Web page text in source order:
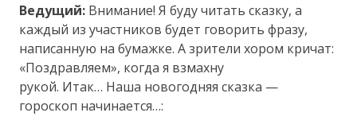
Ведущий: Внимание! Я буду читать сказку, а
каждый из участников будет говорить фразу,
написанную на бумажке. А зрители хором кричат:
«Поздравляем», когда я взмахну
рукой. Итак… Наша новогодняя сказка —
гороскоп начинается…: